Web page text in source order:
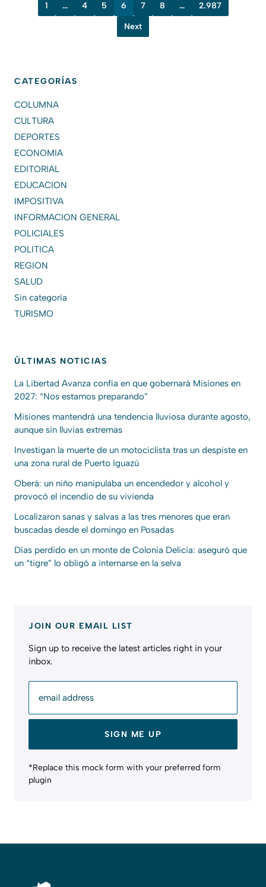
1 … 4 5 6 7 8 … 2.987
Next
CATEGORÍAS
COLUMNA
CULTURA
DEPORTES
ECONOMIA
EDITORIAL
EDUCACION
IMPOSITIVA
INFORMACION GENERAL
POLICIALES
POLITICA
REGION
SALUD
Sin categoría
TURISMO
ÚLTIMAS NOTICIAS
La Libertad Avanza confía en que gobernará Misiones en
2027: “Nos estamos preparando”
Misiones mantendrá una tendencia lluviosa durante agosto,
aunque sin lluvias extremas
Investigan la muerte de un motociclista tras un despiste en
una zona rural de Puerto Iguazú
Oberá: un niño manipulaba un encendedor y alcohol y
provocó el incendio de su vivienda
Localizaron sanas y salvas a las tres menores que eran
buscadas desde el domingo en Posadas
Días perdido en un monte de Colonia Delicia: aseguró que
un “tigre” lo obligó a internarse en la selva
JOIN OUR EMAIL LIST
Sign up to receive the latest articles right in your
inbox.
email address
SIGN ME UP
*Replace this mock form with your preferred form
plugin